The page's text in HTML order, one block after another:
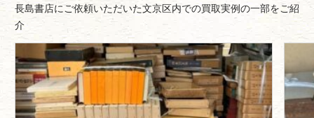
長島書店にご依頼いただいた文京区内での買取実例の一部をご紹
介